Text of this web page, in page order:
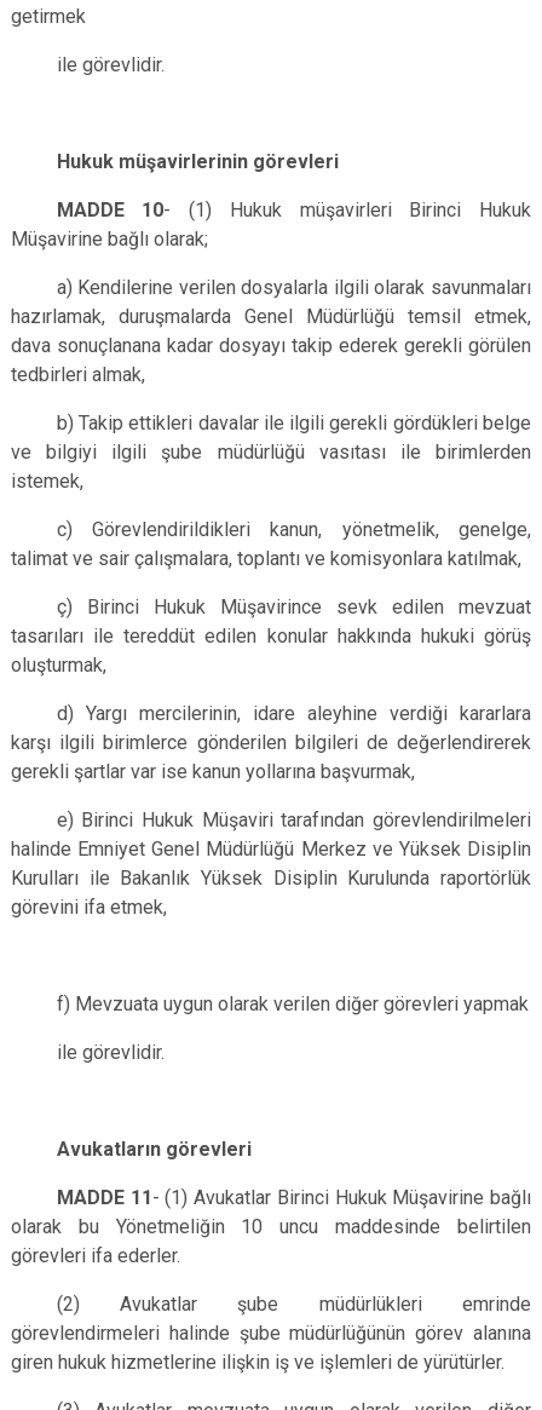
getirmek
ile görevlidir.
Hukuk müşavirlerinin görevleri
MADDE 10- (1) Hukuk müşavirleri Birinci Hukuk
Müşavirine bağlı olarak;
a) Kendilerine verilen dosyalarla ilgili olarak savunmaları
hazırlamak, duruşmalarda Genel Müdürlüğü temsil etmek,
dava sonuçlanana kadar dosyayı takip ederek gerekli görülen
tedbirleri almak,
b) Takip ettikleri davalar ile ilgili gerekli gördükleri belge
ve bilgiyi ilgili şube müdürlüğü vasıtası ile birimlerden
istemek,
c) Görevlendirildikleri kanun, yönetmelik, genelge,
talimat ve sair çalışmalara, toplantı ve komisyonlara katılmak,
ç) Birinci Hukuk Müşavirince sevk edilen mevzuat
tasarıları ile tereddüt edilen konular hakkında hukuki görüş
oluşturmak,
d) Yargı mercilerinin, idare aleyhine verdiği kararlara
karşı ilgili birimlerce gönderilen bilgileri de değerlendirerek
gerekli şartlar var ise kanun yollarına başvurmak,
e) Birinci Hukuk Müşaviri tarafından görevlendirilmeleri
halinde Emniyet Genel Müdürlüğü Merkez ve Yüksek Disiplin
Kurulları ile Bakanlık Yüksek Disiplin Kurulunda raportörlük
görevini ifa etmek,
f) Mevzuata uygun olarak verilen diğer görevleri yapmak
ile görevlidir.
Avukatların görevleri
MADDE 11- (1) Avukatlar Birinci Hukuk Müşavirine bağlı
olarak bu Yönetmeliğin 10 uncu maddesinde belirtilen
görevleri ifa ederler.
(2) Avukatlar şube müdürlükleri emrinde
görevlendirmeleri halinde şube müdürlüğünün görev alanına
giren hukuk hizmetlerine ilişkin iş ve işlemleri de yürütürler.